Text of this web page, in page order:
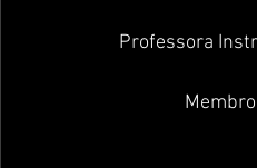
Professora